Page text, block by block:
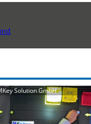
Solution GmbH